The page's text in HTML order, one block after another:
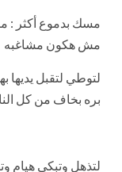
مسك بدموع أكثر :
مش هكون مشاغبه
لتوطي لتقبل
بره بخاف من كل
لتذهل وتبكي هيام